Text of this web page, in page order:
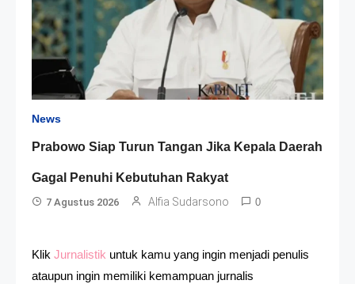
News
Prabowo Siap Turun Tangan Jika Kepala Daerah
Gagal Penuhi Kebutuhan Rakyat
7 Agustus 2026 Alfia Sudarsono 0
Klik Jurnalistik untuk kamu yang ingin menjadi penulis
ataupun ingin memiliki kemampuan jurnalis